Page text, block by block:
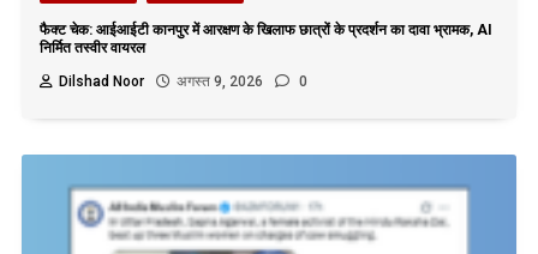
फैक्ट चेक: आईआईटी कानपुर में आरक्षण के खिलाफ छात्रों के प्रदर्शन का दावा भ्रामक, AI
निर्मित तस्वीर वायरल
Dilshad Noor
अगस्त 9, 2026 0